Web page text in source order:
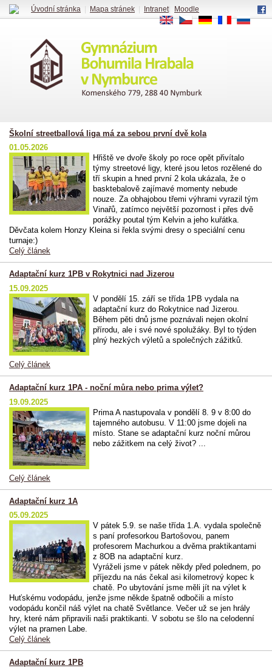
Školní streetballová liga má za sebou první dvě kola
01.05.2026
Hřiště ve dvoře školy po roce opět přivítalo
týmy streetové ligy, které jsou letos rozělené do
tří skupin a hned první 2 kola ukázala, že o
basktebalově zajímavé momenty nebude
nouze. Za obhajobou třemi výhrami vyrazil tým
Vinařů, zatímco největší pozornost i přes dvě
porážky poutal tým Kelvin a jeho kuřátka.
Děvčata kolem Honzy Kleina si řekla svými dresy o speciální cenu
turnaje:)
Celý článek
Adaptační kurz 1PB v Rokytnici nad Jizerou
15.09.2025
V pondělí 15. září se třída 1PB vydala na
adaptační kurz do Rokytnice nad Jizerou.
Během pěti dnů jsme poznávali nejen okolní
přírodu, ale i své nové spolužáky. Byl to týden
plný hezkých výletů a společných zážitků.
Celý článek
Adaptační kurz 1PA - noční můra nebo prima výlet?
19.09.2025
Prima A nastupovala v pondělí 8. 9 v 8:00 do
tajemného autobusu. V 11:00 jsme dojeli na
místo. Stane se adaptační kurz noční můrou
nebo zážitkem na celý život? ...
Celý článek
Adaptační kurz 1A
05.09.2025
V pátek 5.9. se naše třída 1.A. vydala společně
s paní profesorkou Bartošovou, panem
profesorem Machurkou a dvěma praktikantami
z 8OB na adaptační kurz.
Vyráželi jsme v pátek někdy před polednem, po
příjezdu na nás čekal asi kilometrový kopec k
chatě. Po ubytování jsme měli jít na výlet k
Huťskému vodopádu, jenže jsme někde špatně odbočili a místo
vodopádu končil náš výlet na chatě Světlance. Večer už se jen hrály
hry, které nám připravili naši praktikanti. V sobotu se šlo na celodenní
výlet na pramen Labe.
Celý článek
Adaptační kurz 1PB
Úvodní stránka Mapa stránek Intranet|
Moodle
EN
CS DE FR RU